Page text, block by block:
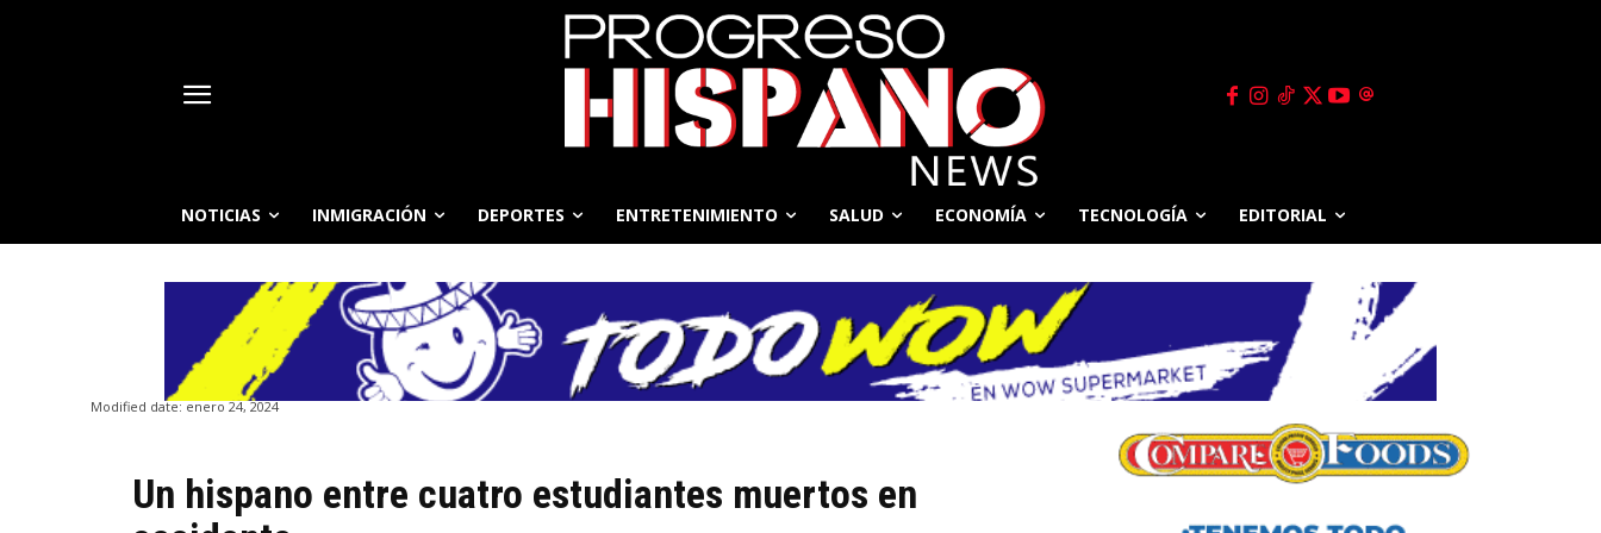
NOTICIAS INMIGRACIÓN DEPORTES ENTRETENIMIENTO SALUD ECONOMÍA TECNOLOGÍA EDITORIAL
Modified date: enero 24, 2024
Un hispano entre cuatro estudiantes muertos en